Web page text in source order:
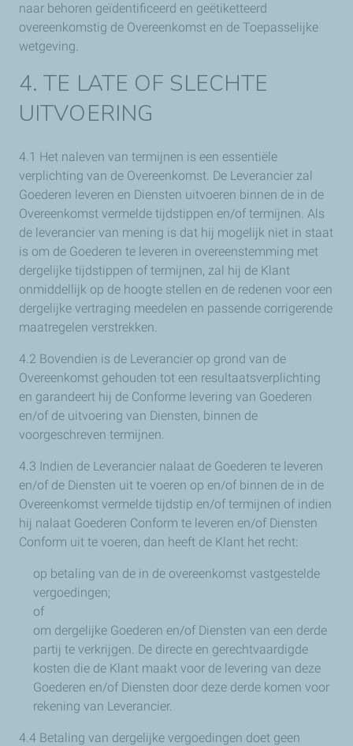
naar behoren geïdentificeerd en geëtiketteerd
overeenkomstig de Overeenkomst en de Toepasselijke
wetgeving.
4. TE LATE OF SLECHTE
UITVOERING
4.1 Het naleven van termijnen is een essentiële
verplichting van de Overeenkomst. De Leverancier zal
Goederen leveren en Diensten uitvoeren binnen de in de
Overeenkomst vermelde tijdstippen en/of termijnen. Als
de leverancier van mening is dat hij mogelijk niet in staat
is om de Goederen te leveren in overeenstemming met
dergelijke tijdstippen of termijnen, zal hij de Klant
onmiddellijk op de hoogte stellen en de redenen voor een
dergelijke vertraging meedelen en passende corrigerende
maatregelen verstrekken.
4.2 Bovendien is de Leverancier op grond van de
Overeenkomst gehouden tot een resultaatsverplichting
en garandeert hij de Conforme levering van Goederen
en/of de uitvoering van Diensten, binnen de
voorgeschreven termijnen.
4.3 Indien de Leverancier nalaat de Goederen te leveren
en/of de Diensten uit te voeren op en/of binnen de in de
Overeenkomst vermelde tijdstip en/of termijnen of indien
hij nalaat Goederen Conform te leveren en/of Diensten
Conform uit te voeren, dan heeft de Klant het recht:
op betaling van de in de overeenkomst vastgestelde
vergoedingen;
of
om dergelijke Goederen en/of Diensten van een derde
partij te verkrijgen. De directe en gerechtvaardigde
kosten die de Klant maakt voor de levering van deze
Goederen en/of Diensten door deze derde komen voor
rekening van Leverancier.
4.4 Betaling van dergelijke vergoedingen doet geen